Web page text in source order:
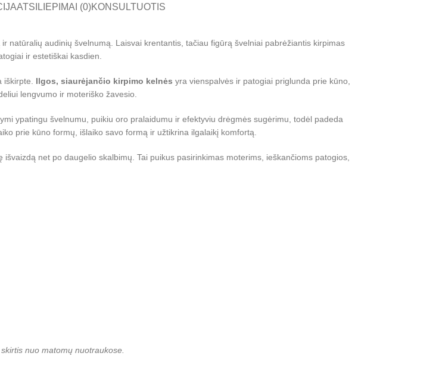
ATSILIEPIMAI (0)KONSULTUOTIS
natūralių audinių švelnumą. Laisvai krentantis, tačiau figūrą švelniai pabrėžiantis kirpimas
ir estetiškai kasdien.
iškirpte. Ilgos, siaurėjančio kirpimo kelnės yra vienspalvės ir patogiai priglunda prie kūno,
lengvumo ir moteriško žavesio.
ypatingu švelnumu, puikiu oro pralaidumu ir efektyviu drėgmės sugėrimu, todėl padeda
prie kūno formų, išlaiko savo formą ir užtikrina ilgalaikį komfortą.
net po daugelio skalbimų. Tai puikus pasirinkimas moterims, ieškančioms patogios,
nuo matomų nuotraukose.